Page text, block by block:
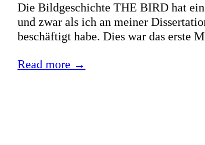
Die Bildgeschichte THE BIRD hat
und zwar als ich an meiner
beschäftigt habe. Dies war das erste
Read more →